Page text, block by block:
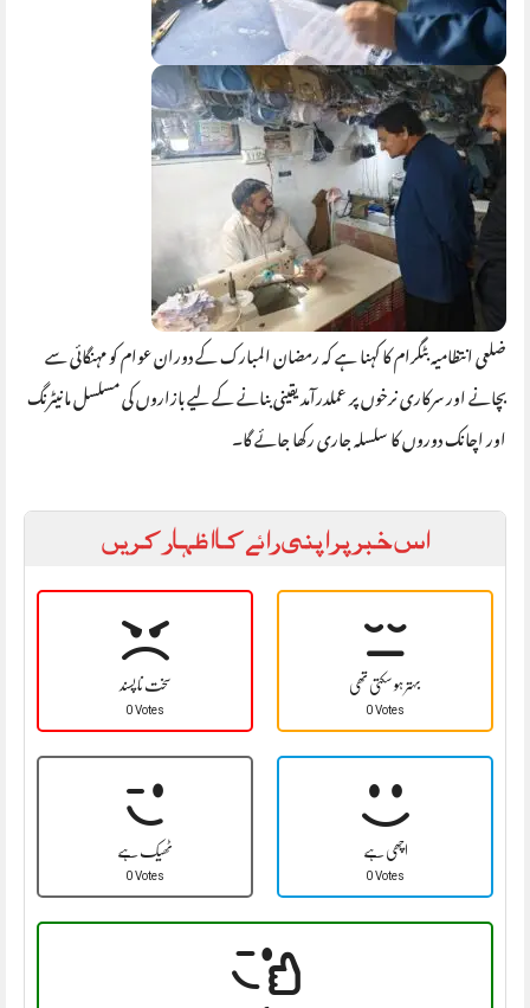
ضلعی انتظامیہ بٹگرام کا کہنا ہے کہ رمضان المبارک کے دوران عوام کو مہنگائی سے
بچانے اور سرکاری نرخوں پر عملدرآمد یقینی بنانے کے لیے بازاروں کی مسلسل مانیٹرنگ
اور اچانک دوروں کا سلسلہ جاری رکھا جائے گا۔
اس خبر پر اپنی رائے کا اظہار کریں
سخت نا پسند
0 Votes
بہتر ہو سکتی تھی
0 Votes
ٹھیک ہے
0 Votes
اچھی ہے
0 Votes